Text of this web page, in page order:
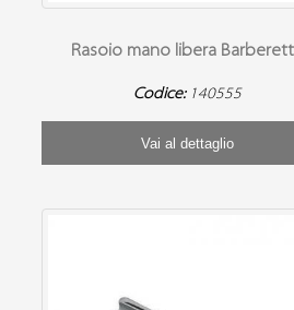
Rasoio mano libera
Codice: 140555
Vai al dettaglio